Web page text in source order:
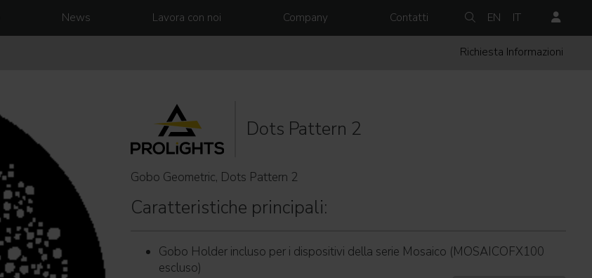
News Lavora con noi Company Contatti EN IT
Richiesta Informazioni
Dots Pattern 2
Gobo Geometric, Dots Pattern 2
Caratteristiche principali:
Gobo Holder incluso per i dispositivi della serie Mosaico (MOSAICOFX100
escluso)